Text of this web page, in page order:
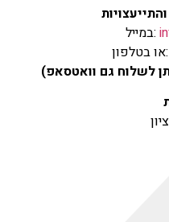
:במייל
:או בטלפון